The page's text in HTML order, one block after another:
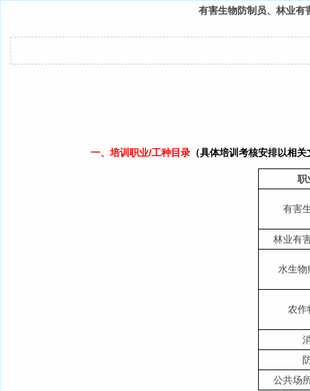
有害生物防制员、林业有
一、培训职业/工种目录 （具体培训考核安排以相
职
有害
林业有
水生物
农作
公共场